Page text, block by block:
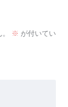
※ が付いてい